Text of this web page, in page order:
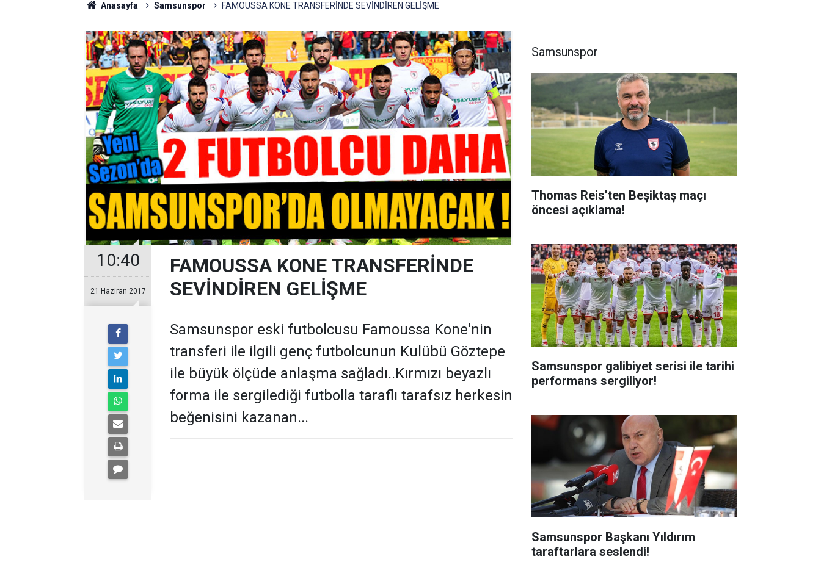
Anasayfa Samsunspor FAMOUSSA KONE TRANSFERİNDE SEVİNDİREN GELİŞME
10:40
21 Haziran 2017
FAMOUSSA KONE TRANSFERİNDE
SEVİNDİREN GELİŞME
Samsunspor eski futbolcusu Famoussa Kone'nin
transferi ile ilgili genç futbolcunun Kulübü Göztepe
ile büyük ölçüde anlaşma sağladı..Kırmızı beyazlı
forma ile sergilediği futbolla taraflı tarafsız herkesin
beğenisini kazanan...
Samsunspor
Thomas Reis’ten Beşiktaş maçı
öncesi açıklama!
Samsunspor galibiyet serisi ile tarihi
performans sergiliyor!
Samsunspor Başkanı Yıldırım
taraftarlara seslendi!